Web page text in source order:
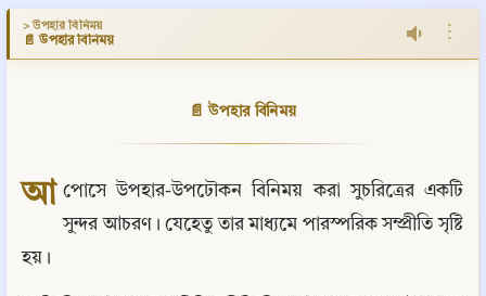
> উপহার বিনিময়
📄 উপহার বিনিময় ⋮
📄 উপহার বিনিময়
আ পোসে উপহার-উপঢৌকন বিনিময় করা সুচরিত্রের একটি
সুন্দর আচরণ। যেহেতু তার মাধ্যমে পারস্পরিক সম্প্রীতি সৃষ্টি
হয়।